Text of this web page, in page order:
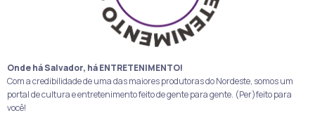
Onde há Salvador, há ENTRETENIMENTO!
Com a credibilidade de uma das maiores produtoras do Nordeste, somos um
portal de cultura e entretenimento feito de gente para gente. (Per)feito para
você!